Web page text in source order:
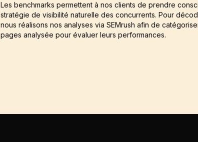
Les benchmarks permettent à nos clients de prendre
stratégie de visibilité naturelle des concurrents. Pour
nous réalisons nos analyses via SEMrush afin de
pages analysée pour évaluer leurs performances.